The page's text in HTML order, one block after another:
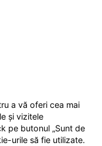
a vă oferi cea mai
și vizitele
pe butonul „Sunt de
urile să fie utilizate.